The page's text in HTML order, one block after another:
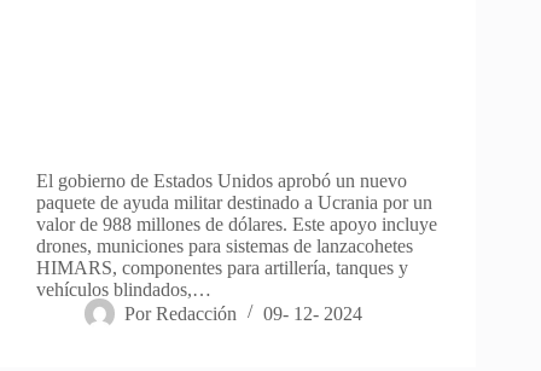
El gobierno de Estados Unidos aprobó un nuevo
paquete de ayuda militar destinado a Ucrania por un
valor de 988 millones de dólares. Este apoyo incluye
drones, municiones para sistemas de lanzacohetes
HIMARS, componentes para artillería, tanques y
vehículos blindados,…
Por Redacción 09- 12- 2024